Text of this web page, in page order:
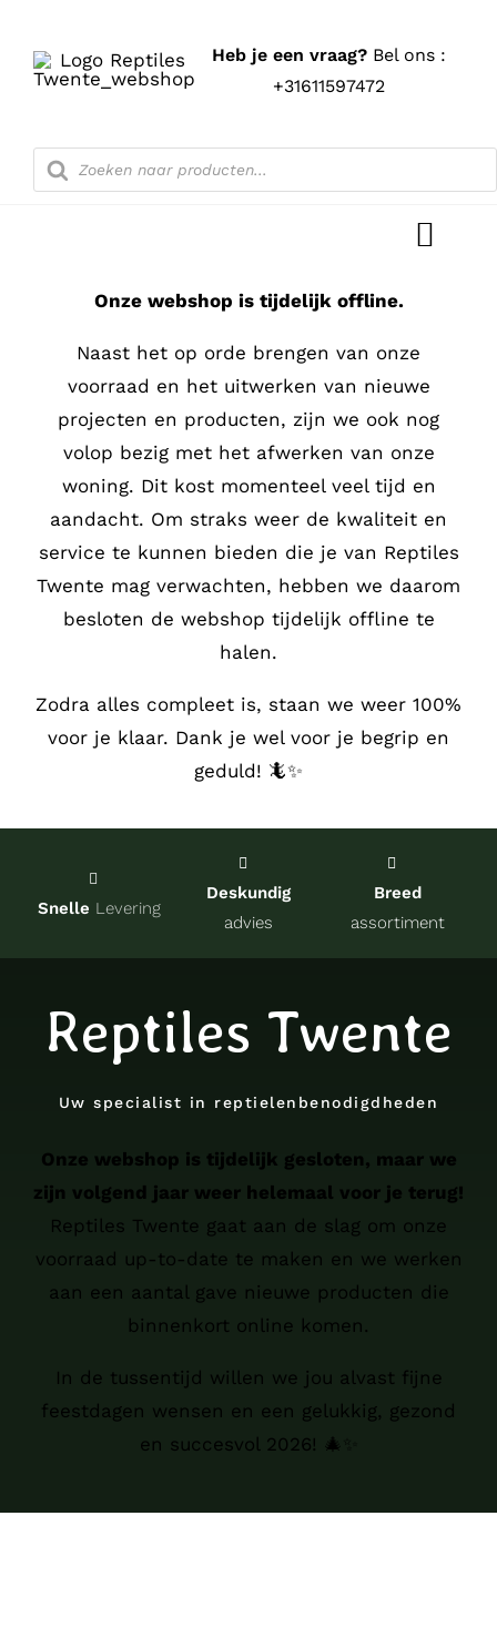
naar
inhoud
Producten
zoeken
Heb je een vraag? Bel ons :
+31611597472
Blog
Service
Contact
Onze webshop is tijdelijk offline.
Naast het op orde brengen van onze
voorraad en het uitwerken van nieuwe
projecten en producten, zijn we ook nog
volop bezig met het afwerken van onze
woning. Dit kost momenteel veel tijd en
aandacht. Om straks weer de kwaliteit en
service te kunnen bieden die je van Reptiles
Twente mag verwachten, hebben we daarom
besloten de webshop tijdelijk offline te
halen.
Zodra alles compleet is, staan we weer 100%
voor je klaar. Dank je wel voor je begrip en
geduld! 🦎✨
Snelle Levering
Deskundig
advies
Breed
assortiment
Reptiles Twente
Uw specialist in reptielenbenodigdheden
Onze webshop is tijdelijk gesloten, maar we
zijn volgend jaar weer helemaal voor je terug!
Reptiles Twente gaat aan de slag om onze
voorraad up-to-date te maken en we werken
aan een aantal gave nieuwe producten die
binnenkort online komen.
In de tussentijd willen we jou alvast fijne
feestdagen wensen en een gelukkig, gezond
en succesvol 2026! 🎄✨